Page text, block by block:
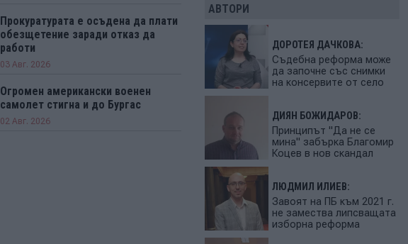
Прокуратурата е осъдена да плати
обезщетение заради отказ да
работи
03 Авг. 2026
Огромен американски военен
самолет стигна и до Бургас
02 Авг. 2026
АВТОРИ
ДОРОТЕЯ ДАЧКОВА:
Съдебна реформа може
да започне със снимки
на консервите от село
ДИЯН БОЖИДАРОВ:
Принципът "Да не се
мина" забърка Благомир
Коцев в нов скандал
ЛЮДМИЛ ИЛИЕВ:
Завоят на ПБ към 2021 г.
не замества липсващата
изборна реформа